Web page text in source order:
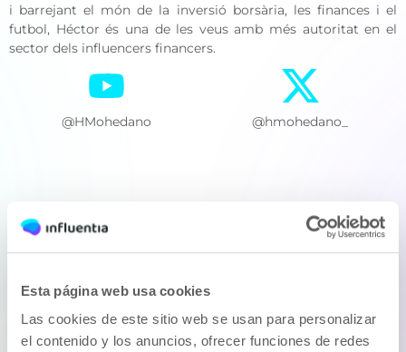
Esta página web usa cookies
Las cookies de este sitio web se usan para personalizar
el contenido y los anuncios, ofrecer funciones de redes
i barrejant el món de la inversió borsària, les finances i el
futbol, Héctor és una de les veus amb més autoritat en el
sector dels influencers financers.
@HMohedano @hmohedano_
Vols treballar amb
The Bankruptcy –
Héctor Mohedano?
Si has pensat en col·laborar amb The Bankruptcy –
Héctor Mohedano, per a una campanya puntual, de